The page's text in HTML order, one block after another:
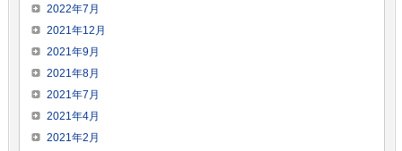
2022年7月
2021年12月
2021年9月
2021年8月
2021年7月
2021年4月
2021年2月